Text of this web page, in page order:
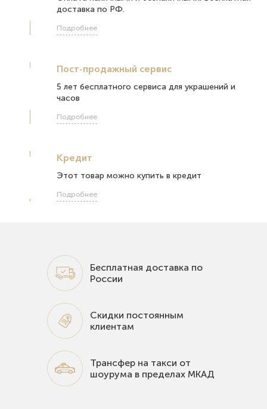
доставка по РФ.
Подробнее
Пост-продажный сервис
5 лет бесплатного сервиса для украшений и
часов
Подробнее
Кредит
Этот товар можно купить в кредит
Подробнее
Бесплатная доставка по
России
Скидки постоянным
клиентам
Трансфер на такси от
шоурума в пределах МКАД